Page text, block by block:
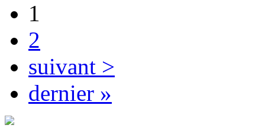
1
2
suivant >
dernier »